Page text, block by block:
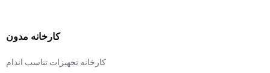
کارخانه مدون
کارخانه تجهیزات تناسب اندام